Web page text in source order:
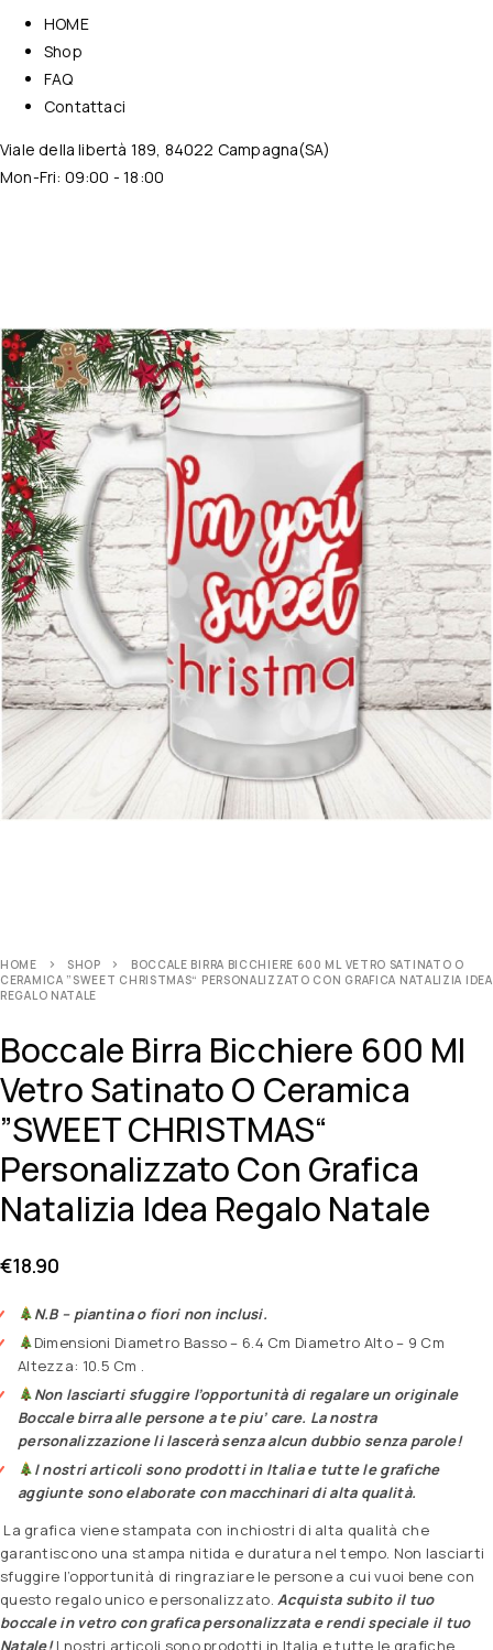
HOME
Shop
FAQ
Contattaci
Viale della libertà 189, 84022 Campagna(SA)
Mon-Fri: 09:00 - 18:00
HOME SHOP
BOCCALE BIRRA BICCHIERE 600 ML VETRO SATINATO O
CERAMICA ”SWEET CHRISTMAS“ PERSONALIZZATO CON GRAFICA NATALIZIA IDEA
REGALO NATALE
Boccale Birra Bicchiere 600 Ml
Vetro Satinato O Ceramica
”SWEET CHRISTMAS“
Personalizzato Con Grafica
Natalizia Idea Regalo Natale
€18.90
N.B – piantina o fiori non inclusi.
Dimensioni Diametro Basso – 6.4 Cm Diametro Alto – 9 Cm
Altezza: 10.5 Cm .
Non lasciarti sfuggire l’opportunità di regalare un originale
Boccale birra alle persone a te piu’ care. La nostra
personalizzazione li lascerà senza alcun dubbio senza parole!
I nostri articoli sono prodotti in Italia e tutte le grafiche
aggiunte sono elaborate con macchinari di alta qualità.
La grafica viene stampata con inchiostri di alta qualità che
garantiscono una stampa nitida e duratura nel tempo. Non lasciarti
sfuggire l’opportunità di ringraziare le persone a cui vuoi bene con
questo regalo unico e personalizzato.Acquista subito il tuo
boccale in vetro con grafica personalizzata e rendi speciale il tuo
Natale! I nostri articoli sono prodotti in Italia e tutte le grafiche